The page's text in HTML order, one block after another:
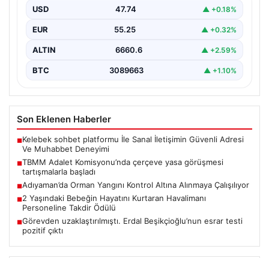
Toplumsal Bütünleşmenin Güçlendirilmesine Dair Kanun
Teklifi" adını…
USD 47.74 ▲ +0.18%
EUR 55.25 ▲ +0.32%
ALTIN 6660.6 ▲ +2.59%
BTC 3089663 ▲ +1.10%
Son Eklenen Haberler
■Kelebek sohbet platformu İle Sanal İletişimin Güvenli Adresi
Ve Muhabbet Deneyimi
■TBMM Adalet Komisyonu’nda çerçeve yasa görüşmesi
tartışmalarla başladı
■Adıyaman’da Orman Yangını Kontrol Altına Alınmaya Çalışılıyor
■2 Yaşındaki Bebeğin Hayatını Kurtaran Havalimanı
Personeline Takdir Ödülü
■Görevden uzaklaştırılmıştı. Erdal Beşikçioğlu’nun esrar testi
pozitif çıktı